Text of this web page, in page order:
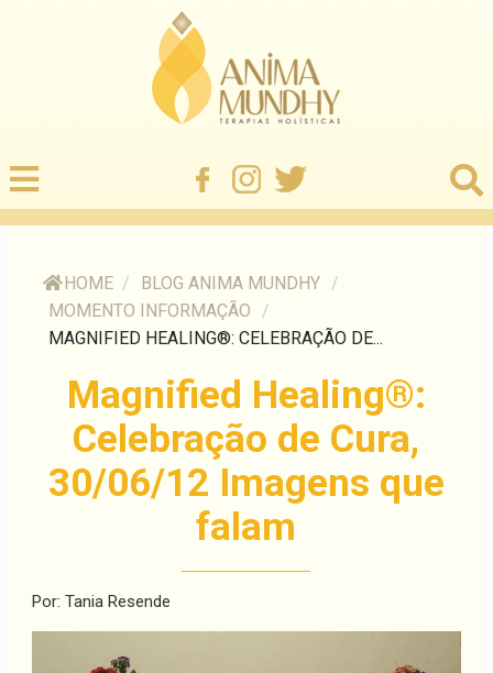
HOME / BLOG ANIMA MUNDHY /
MOMENTO INFORMAÇÃO
/
MAGNIFIED HEALING®: CELEBRAÇÃO DE...
Magnified Healing®:
Celebração de Cura,
30/06/12 Imagens que
falam
Por: Tania Resende